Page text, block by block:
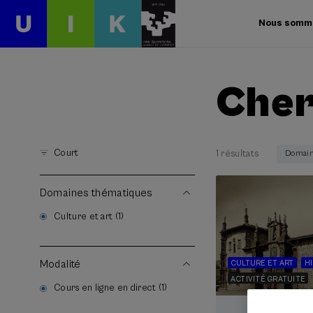
Nous
Court
Domaines thématiques
Culture et art (1)
Modalité
Cours en ligne en direct (1)
1 résultats
CULTURE ET ART
ACTIVITÉ GRATUITE